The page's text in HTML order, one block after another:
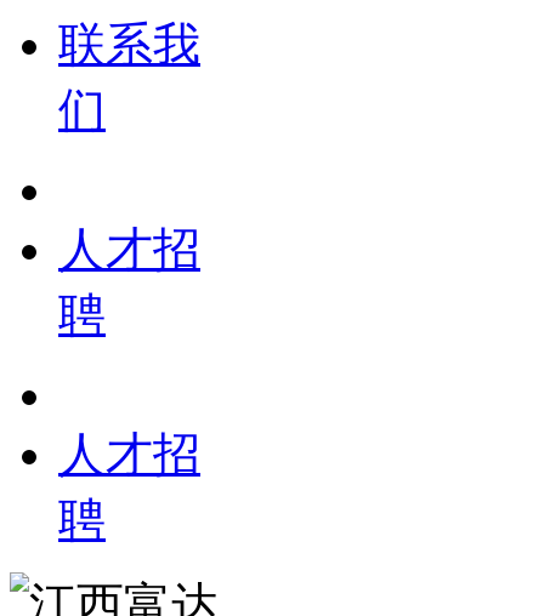
联系我
们
人才招
聘
人才招
聘